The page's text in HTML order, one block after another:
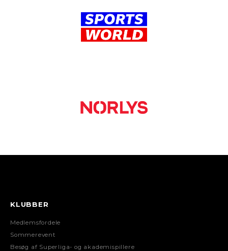
KLUBBER
Medlemsfordele
Sommerevent
Besøg af Superliga- og akademispillere